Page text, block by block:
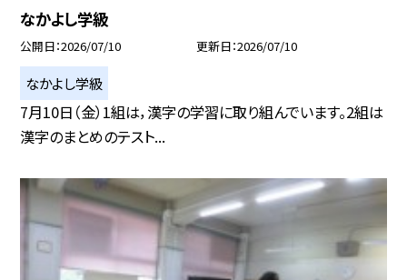
なかよし学級
公開日 2026/07/10 更新日 2026/07/10
なかよし学級
7月10日（金）1組は，漢字の学習に取り組んでいます。2組は
漢字のまとめのテスト...